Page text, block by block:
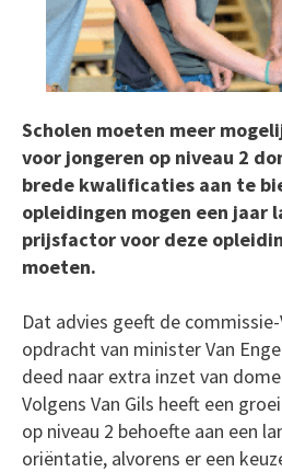
Scholen moeten meer
voor jongeren op niveau 2
brede kwalificaties aan te
opleidingen mogen een jaar
prijsfactor voor deze
moeten.
Dat advies geeft de commissie-
opdracht van minister Van
deed naar extra inzet van
Volgens Van Gils heeft een
op niveau 2 behoefte aan een
oriëntatie, alvorens er een